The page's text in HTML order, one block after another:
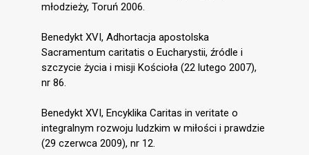
młodzieży, Toruń 2006.
Benedykt XVI, Adhortacja apostolska
Sacramentum caritatis o Eucharystii, źródle i
szczycie życia i misji Kościoła (22 lutego 2007),
nr 86.
Benedykt XVI, Encyklika Caritas in veritate o
integralnym rozwoju ludzkim w miłości i prawdzie
(29 czerwca 2009), nr 12.